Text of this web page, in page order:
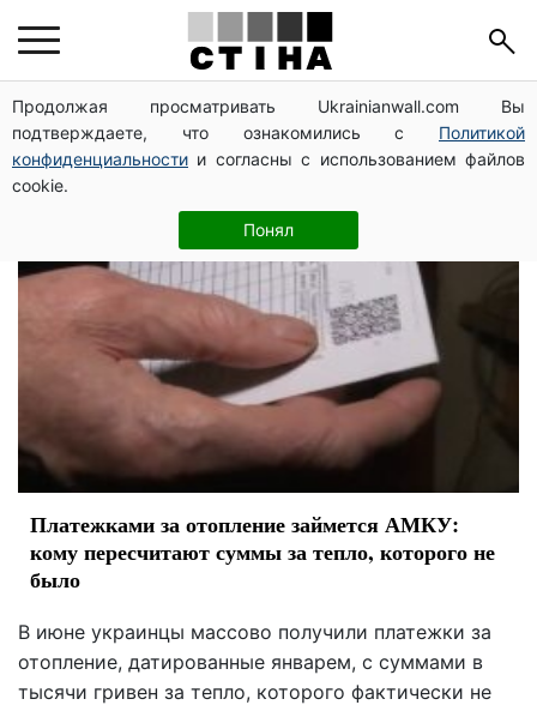
Продолжая просматривать Ukrainianwall.com Вы
подтверждаете, что ознакомились с Политикой
конфиденциальности и согласны с использованием файлов
cookie.
Понял
борги за комуналку
Платежками за отопление займется АМКУ:
кому пересчитают суммы за тепло, которого не
было
В июне украинцы массово получили платежки за
отопление, датированные январем, с суммами в
тысячи гривен за тепло, которого фактически не